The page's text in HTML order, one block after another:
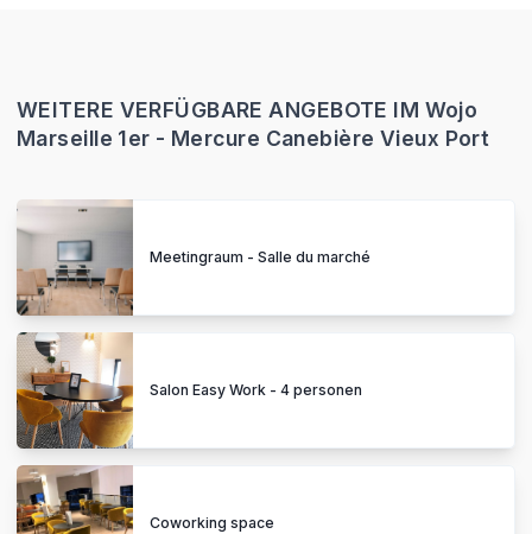
WEITERE VERFÜGBARE ANGEBOTE IM Wojo
Marseille 1er - Mercure Canebière Vieux Port
Meetingraum - Salle du marché
Salon Easy Work - 4 personen
Coworking space